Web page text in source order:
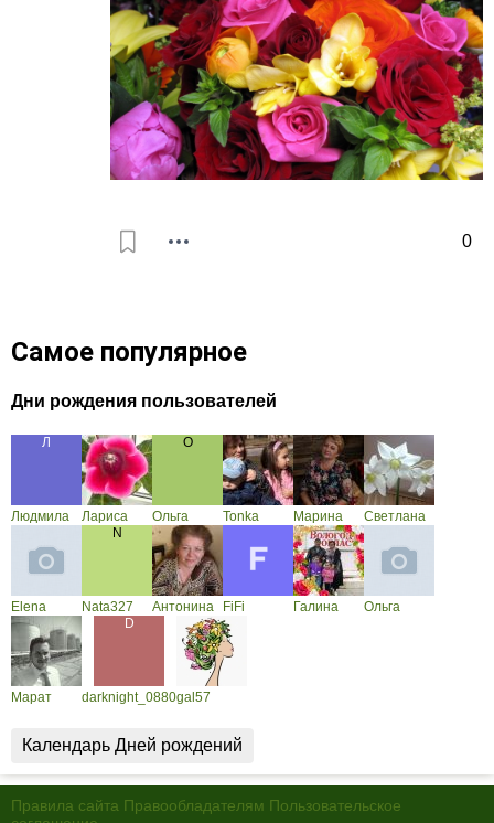
0
Самое популярное
Дни рождения пользователей
Людмила Лариса Ольга Tonka Марина Светлана
Elena Nata327 Антонина FiFi Галина Ольга
Марат darknight_0880gal57
Календарь Дней рождений
Правила сайта Правообладателям Пользовательское